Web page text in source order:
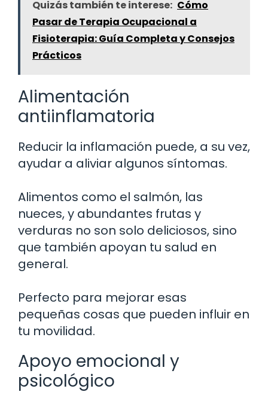
Quizás también te interese: Cómo
Pasar de Terapia Ocupacional a
Fisioterapia: Guía Completa y Consejos
Prácticos
Alimentación
antiinflamatoria
Reducir la inflamación puede, a su vez,
ayudar a aliviar algunos síntomas.
Alimentos como el salmón, las
nueces, y abundantes frutas y
verduras no son solo deliciosos, sino
que también apoyan tu salud en
general.
Perfecto para mejorar esas
pequeñas cosas que pueden influir en
tu movilidad.
Apoyo emocional y
psicológico